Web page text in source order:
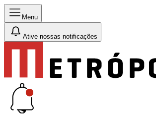
Menu
Ative nossas notificações